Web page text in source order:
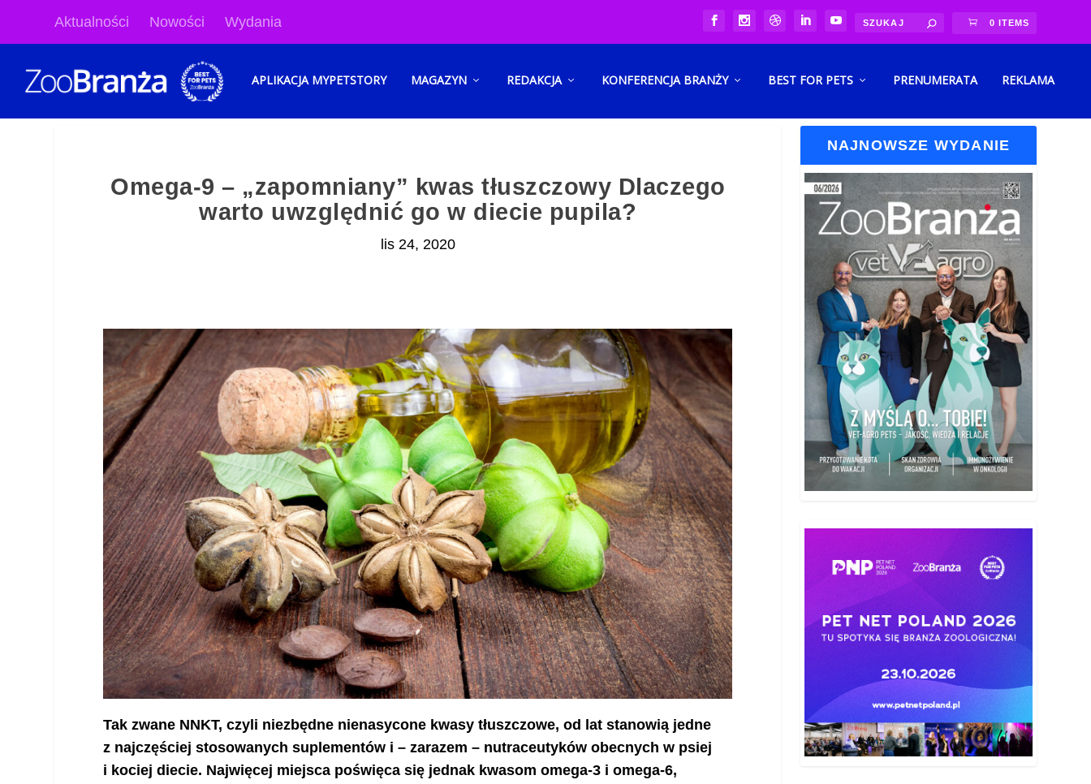
Aktualności Nowości Wydania 0 ITEMS
APLIKACJA MYPETSTORY MAGAZYN REDAKCJA KONFERENCJA BRANŻY BEST FOR PETS PRENUMERATA REKLAMA
Omega-9 – „zapomniany” kwas tłuszczowy Dlaczego
warto uwzględnić go w diecie pupila?
lis 24, 2020
Tak zwane NNKT, czyli niezbędne nienasycone kwasy tłuszczowe, od lat stanowią jedne
z najczęściej stosowanych suplementów i – zarazem – nutraceutyków obecnych w psiej
i kociej diecie. Najwięcej miejsca poświęca się jednak kwasom omega-3 i omega-6,
NAJNOWSZE WYDANIE